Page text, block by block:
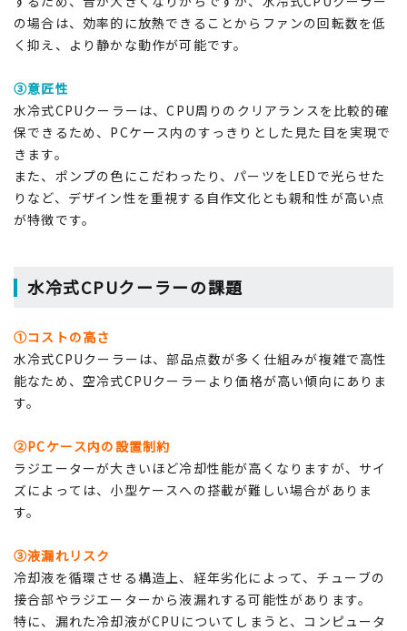
の場合は、効率的に放熱できることからファンの回転数を低
く抑え、より静かな動作が可能です。
③意匠性
水冷式CPUクーラーは、CPU周りのクリアランスを比較的確
保できるため、PCケース内のすっきりとした見た目を実現で
きます。
また、ポンプの色にこだわったり、パーツをLEDで光らせた
りなど、デザイン性を重視する自作文化とも親和性が高い点
が特徴です。
水冷式CPUクーラーの課題
①コストの高さ
水冷式CPUクーラーは、部品点数が多く仕組みが複雑で高性
能なため、空冷式CPUクーラーより価格が高い傾向にありま
す。
②PCケース内の設置制約
ラジエーターが大きいほど冷却性能が高くなりますが、サイ
ズによっては、小型ケースへの搭載が難しい場合がありま
す。
③液漏れリスク
冷却液を循環させる構造上、経年劣化によって、チューブの
接合部やラジエーターから液漏れする可能性があります。
特に、漏れた冷却液がCPUについてしまうと、コンピュータ